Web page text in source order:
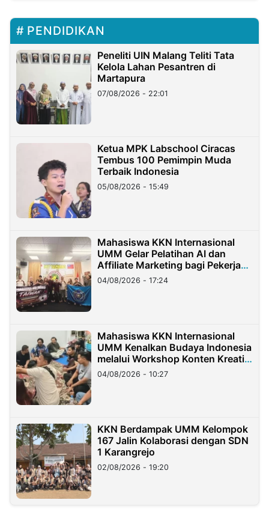
PENDIDIKAN
Peneliti UIN Malang Teliti Tata
Kelola Lahan Pesantren di
Martapura
07/08/2026 - 22:01
Ketua MPK Labschool Ciracas
Tembus 100 Pemimpin Muda
Terbaik Indonesia
05/08/2026 - 15:49
Mahasiswa KKN Internasional
UMM Gelar Pelatihan AI dan
Affiliate Marketing bagi Pekerja
Migran Indonesia di Taiwan
04/08/2026 - 17:24
Mahasiswa KKN Internasional
UMM Kenalkan Budaya Indonesia
melalui Workshop Konten Kreatif
di Taiwan
04/08/2026 - 10:27
KKN Berdampak UMM Kelompok
167 Jalin Kolaborasi dengan SDN
1 Karangrejo
02/08/2026 - 19:20